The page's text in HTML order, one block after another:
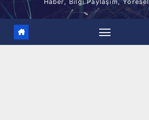
Haber, Bilgi Paylaşım, Yöresel